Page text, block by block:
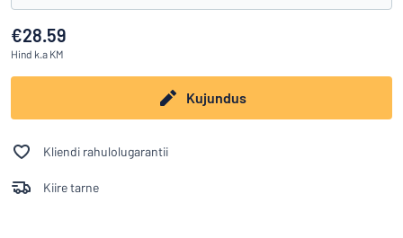
Äriklient
€28.59
Hind k.a KM
Kujundus
Kliendi rahulolugarantii
Kiire tarne